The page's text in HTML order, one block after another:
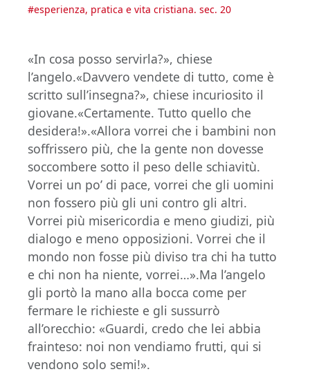
#esperienza, pratica e vita cristiana. sec. 20
«In cosa posso servirla?», chiese
l’angelo.«Davvero vendete di tutto, come è
scritto sull’insegna?», chiese incuriosito il
giovane.«Certamente. Tutto quello che
desidera!».«Allora vorrei che i bambini non
soffrissero più, che la gente non dovesse
soccombere sotto il peso delle schiavitù.
Vorrei un po’ di pace, vorrei che gli uomini
non fossero più gli uni contro gli altri.
Vorrei più misericordia e meno giudizi, più
dialogo e meno opposizioni. Vorrei che il
mondo non fosse più diviso tra chi ha tutto
e chi non ha niente, vorrei…».Ma l’angelo
gli portò la mano alla bocca come per
fermare le richieste e gli sussurrò
all’orecchio: «Guardi, credo che lei abbia
frainteso: noi non vendiamo frutti, qui si
vendono solo semi!».